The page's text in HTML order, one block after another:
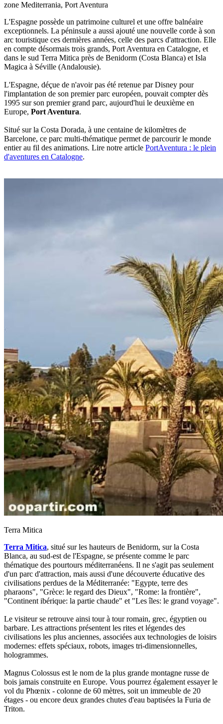
zone Mediterrania, Port Aventura
L'Espagne possède un patrimoine culturel et une offre balnéaire
exceptionnels. La péninsule a aussi ajouté une nouvelle corde à son
arc touristique ces dernières années, celle des parcs d'attraction. Elle
en compte désormais trois grands, Port Aventura en Catalogne, et
dans le sud Terra Mitica près de Benidorm (Costa Blanca) et Isla
Magica à Séville (Andalousie).
L'Espagne, déçue de n'avoir pas été retenue par Disney pour
l'implantation de son premier parc européen, pouvait compter dès
1995 sur son premier grand parc, aujourd'hui le deuxième en
Europe, Port Aventura.
Situé sur la Costa Dorada, à une centaine de kilomètres de
Barcelone, ce parc multi-thématique permet de parcourir le monde
entier au fil des animations. Lire notre article PortAventura : le plein
d'aventures en Catalogne.
Terra Mitica
Terra Mitica, situé sur les hauteurs de Benidorm, sur la Costa
Blanca, au sud-est de l'Espagne, se présente comme le parc
thématique des pourtours méditerranéens. Il ne s'agit pas seulement
d'un parc d'attraction, mais aussi d'une découverte éducative des
civilisations perdues de la Méditerranée: "Egypte, terre des
pharaons", "Grèce: le regard des Dieux", "Rome: la frontière",
"Continent ibérique: la partie chaude" et "Les îles: le grand voyage".
Le visiteur se retrouve ainsi tour à tour romain, grec, égyptien ou
barbare. Les attractions présentent les rites et légendes des
civilisations les plus anciennes, associées aux technologies de loisirs
modernes: effets spéciaux, robots, images tri-dimensionnelles,
hologrammes.
Magnus Colossus est le nom de la plus grande montagne russe de
bois jamais construite en Europe. Vous pourrez également essayer le
vol du Phœnix - colonne de 60 mètres, soit un immeuble de 20
étages - ou encore deux grandes chutes d'eau baptisées la Furia de
Triton.